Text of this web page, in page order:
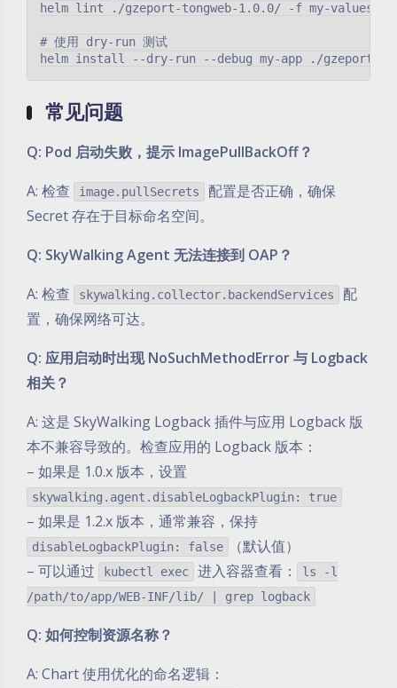
helm lint ./gzeport-tongweb-1.0.0/ -f my-
# 使用 dry-run 测试
常见问题
Q: Pod 启动失败，提示 ImagePullBackOff？
A: 检查
image.pullSecrets
配置是否正确，确保
Secret 存在于目标命名空间。
Q: SkyWalking Agent 无法连接到 OAP？
A: 检查
skywalking.collector.backendServices
配
置，确保网络可达。
Q: 应用启动时出现 NoSuchMethodError 与 Logback
相关？
A: 这是 SkyWalking Logback 插件与应用 Logback 版
本不兼容导致的。检查应用的 Logback 版本：
– 如果是 1.0.x 版本，设置
skywalking.agent.disableLogbackPlugin: true
– 如果是 1.2.x 版本，通常兼容，保持
disableLogbackPlugin: false
（默认值）
– 可以通过
kubectl exec 进入容器查看：
ls -l
/path/to/app/WEB-INF/lib/ | grep logback
Q: 如何控制资源名称？
A: Chart 使用优化的命名逻辑：